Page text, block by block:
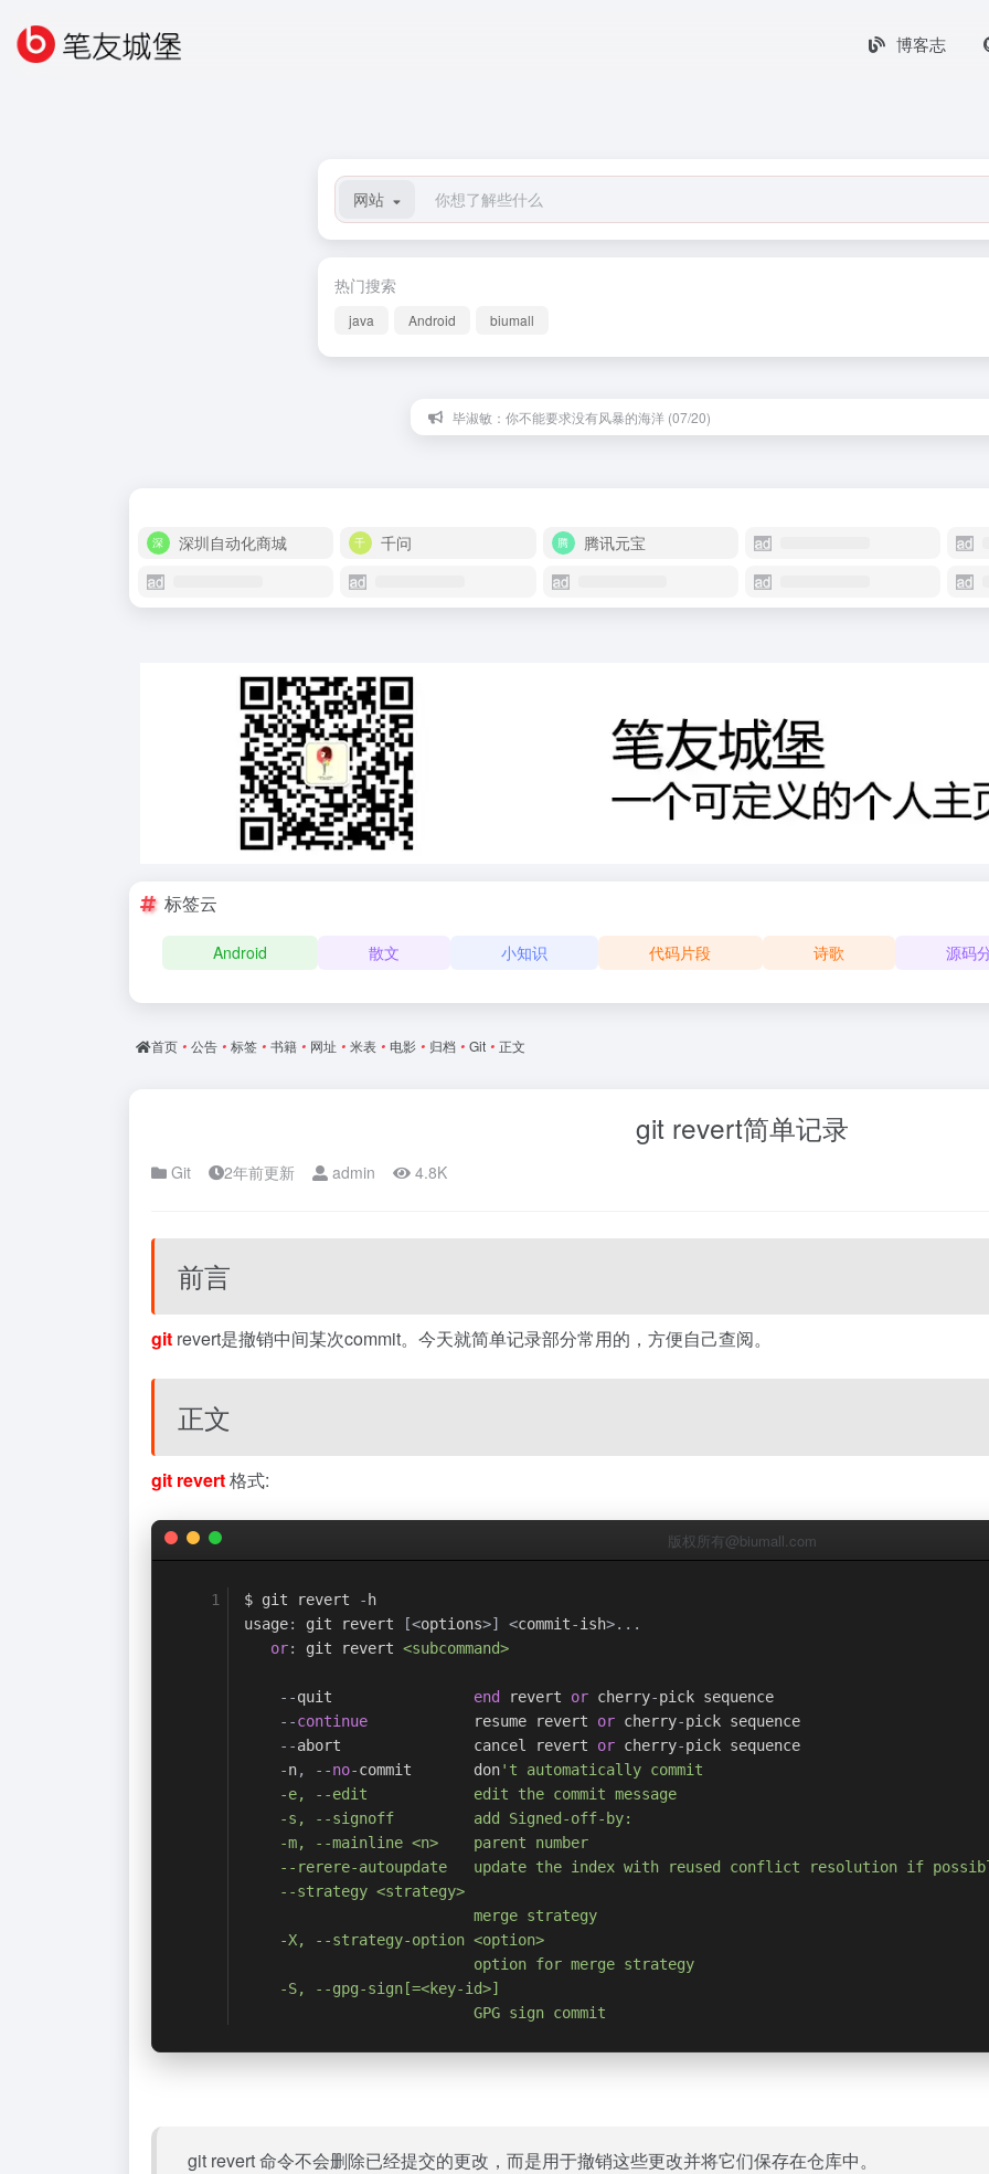
博客志
网站
热门搜索
java Android biumall
毕淑敏：你不能要求没有风暴的海洋 (07/20)
深圳自动化商城 千问 腾讯元宝
标签云
Android 散文 小知识 代码片段 诗歌 源码
首页 • 公告 • 标签 • 书籍 • 网址 • 米表 • 电影 • 归档 • Git • 正文
git revert简单记录
Git 2年前更新 admin 4.8K
前言
git revert是撤销中间某次commit。今天就简单记录部分常用的，方便自己查阅。
正文
git revert格式:
版权所有@biumall.com
$ git revert - h
usage: git revert [<options>] <commit-ish>...
or: git revert <subcommand>
--quit end revert or cherry-pick sequence
--continue resume revert or cherry-pick sequence
--abort               cancel revert or cherry-pick sequence
-n, --no-commit       don't automatically commit
-e, --edit            edit the commit message
-s, --signoff         add Signed-off-by:
-m, --mainline <n>    parent number
--rerere-autoupdate   update the index with reused conflict resolution if
--strategy <strategy>
merge strategy
-X, --strategy-option <option>
option for merge strategy
-S, --gpg-sign[=<key-id>]
GPG sign commit
git revert 命令不会删除已经提交的更改，而是用于撤销这些更改并将它们保存在仓库中。